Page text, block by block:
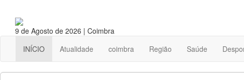
9 de Agosto de 2026 | Coimbra
INÍCIO Atualidade coimbra Região Saúde
Pesquisar